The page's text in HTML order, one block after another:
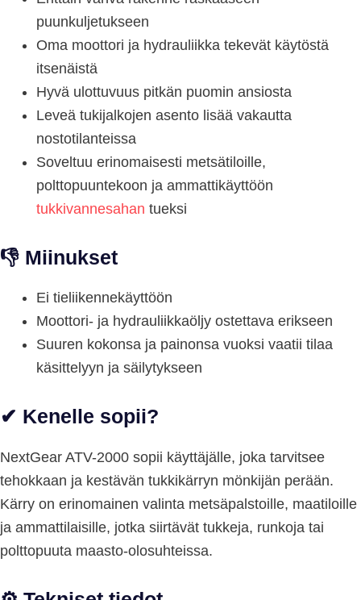
puunkuljetukseen
Oma moottori ja hydrauliikka tekevät käytöstä
itsenäistä
Hyvä ulottuvuus pitkän puomin ansiosta
Leveä tukijalkojen asento lisää vakautta
nostotilanteissa
Soveltuu erinomaisesti metsätiloille,
polttopuuntekoon ja ammattikäyttöön
tukkivannesahan tueksi
👎 Miinukset
Ei tieliikennekäyttöön
Moottori- ja hydrauliikkaöljy ostettava erikseen
Suuren kokonsa ja painonsa vuoksi vaatii tilaa
käsittelyyn ja säilytykseen
✔ Kenelle sopii?
NextGear ATV-2000 sopii käyttäjälle, joka tarvitsee
tehokkaan ja kestävän tukkikärryn mönkijän perään.
Kärry on erinomainen valinta metsäpalstoille, maatiloille
ja ammattilaisille, jotka siirtävät tukkeja, runkoja tai
polttopuuta maasto-olosuhteissa.